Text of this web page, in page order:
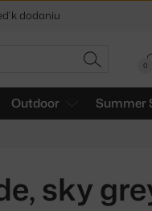
HĽADAŤ
Outdoor Summer
0
sky